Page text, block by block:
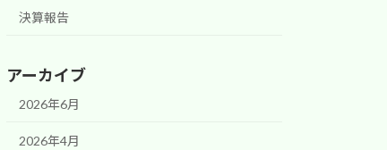
決算報告
アーカイブ
2026年6月
2026年4月